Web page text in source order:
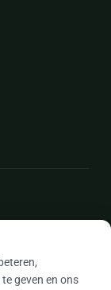
geven en ons